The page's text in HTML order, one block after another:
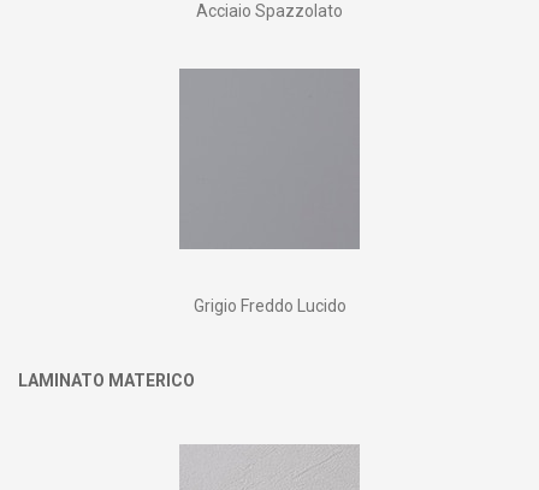
Acciaio Spazzolato
Grigio Freddo Lucido
LAMINATO MATERICO